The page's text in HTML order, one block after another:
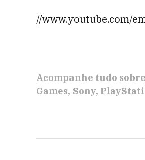
//www.youtube.com/
Acompanhe tudo
Games Sony